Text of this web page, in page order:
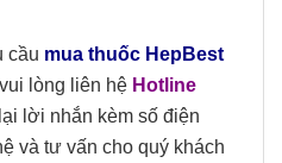
cầu mua thuốc HepBest
lòng liên hệ Hotline
lời nhắn kèm số điện
và tư vấn cho quý khách